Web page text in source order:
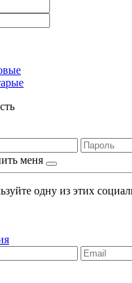
меня
одну из этих